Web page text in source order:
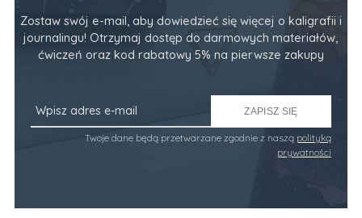
Zostaw swój e-mail, aby dowiedzieć się więcej o kaligrafii i
journalingu! Otrzymaj dostęp do darmowych materiałów,
ćwiczeń oraz kod rabatowy 5% na pierwsze zakupy
ZAPISZ SIĘ
Twoje dane będą przetwarzane zgodnie z naszą polityką
prywatności